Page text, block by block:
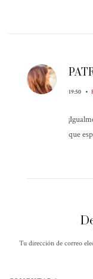
19:50 •
que
Tu dirección de correo